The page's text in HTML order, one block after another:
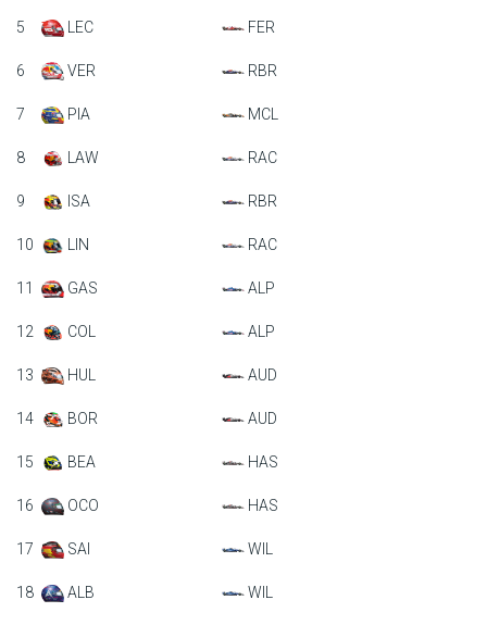
5 LEC FER
6 VER RBR
7 PIA MCL
8 LAW RAC
9 ISA RBR
10 LIN RAC
11 GAS ALP
12 COL ALP
13 HUL AUD
14 BOR AUD
15 BEA HAS
16 OCO HAS
17 SAI WIL
18 ALB WIL